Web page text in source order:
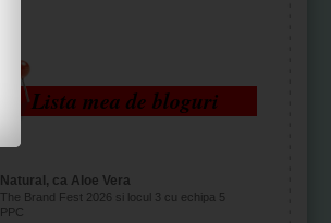
Lista mea de bloguri
Natural, ca Aloe Vera
The Brand Fest 2026 si locul 3 cu echipa 5
PPC